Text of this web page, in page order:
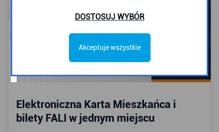
Elektroniczna Karta Mieszkańca i
bilety FALI w jednym miejscu
DOSTOSUJ WYBÓR
Akceptuje wszystkie